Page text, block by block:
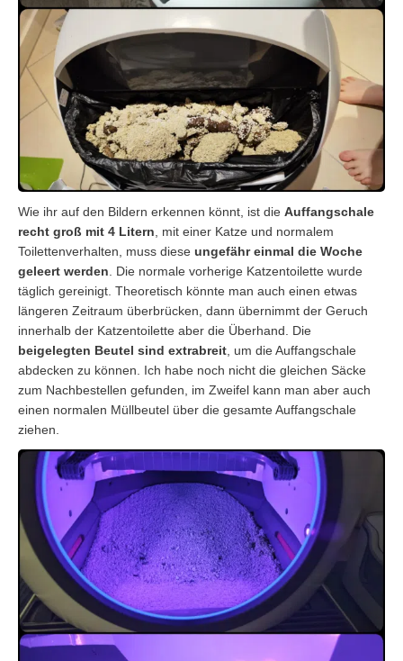
Wie ihr auf den Bildern erkennen könnt, ist die Auffangschale
recht groß mit 4 Litern , mit einer Katze und normalem
Toilettenverhalten, muss diese ungefähr einmal die Woche
geleert werden . Die normale vorherige Katzentoilette wurde
täglich gereinigt. Theoretisch könnte man auch einen etwas
längeren Zeitraum überbrücken, dann übernimmt der Geruch
innerhalb der Katzentoilette aber die Überhand. Die
beigelegten Beutel sind extrabreit , um die Auffangschale
abdecken zu können. Ich habe noch nicht die gleichen Säcke
zum Nachbestellen gefunden, im Zweifel kann man aber auch
einen normalen Müllbeutel über die gesamte Auffangschale
ziehen.